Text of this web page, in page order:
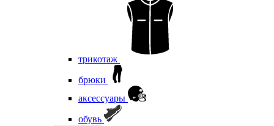
трикотаж
брюки
аксессуары
обувь